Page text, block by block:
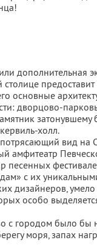
дополнительная
столице
основные
дворцово-
затонувшему
холл.
вид на
амфитеатр
песенных
с их
дизайнеров,
особо
с городом было бы
моря, запах